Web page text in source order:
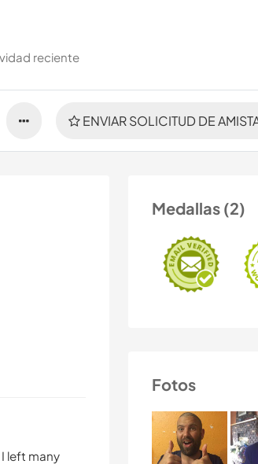
reciente
ENVIAR SOLICITUD DE
Medallas (2)
Fotos
left many